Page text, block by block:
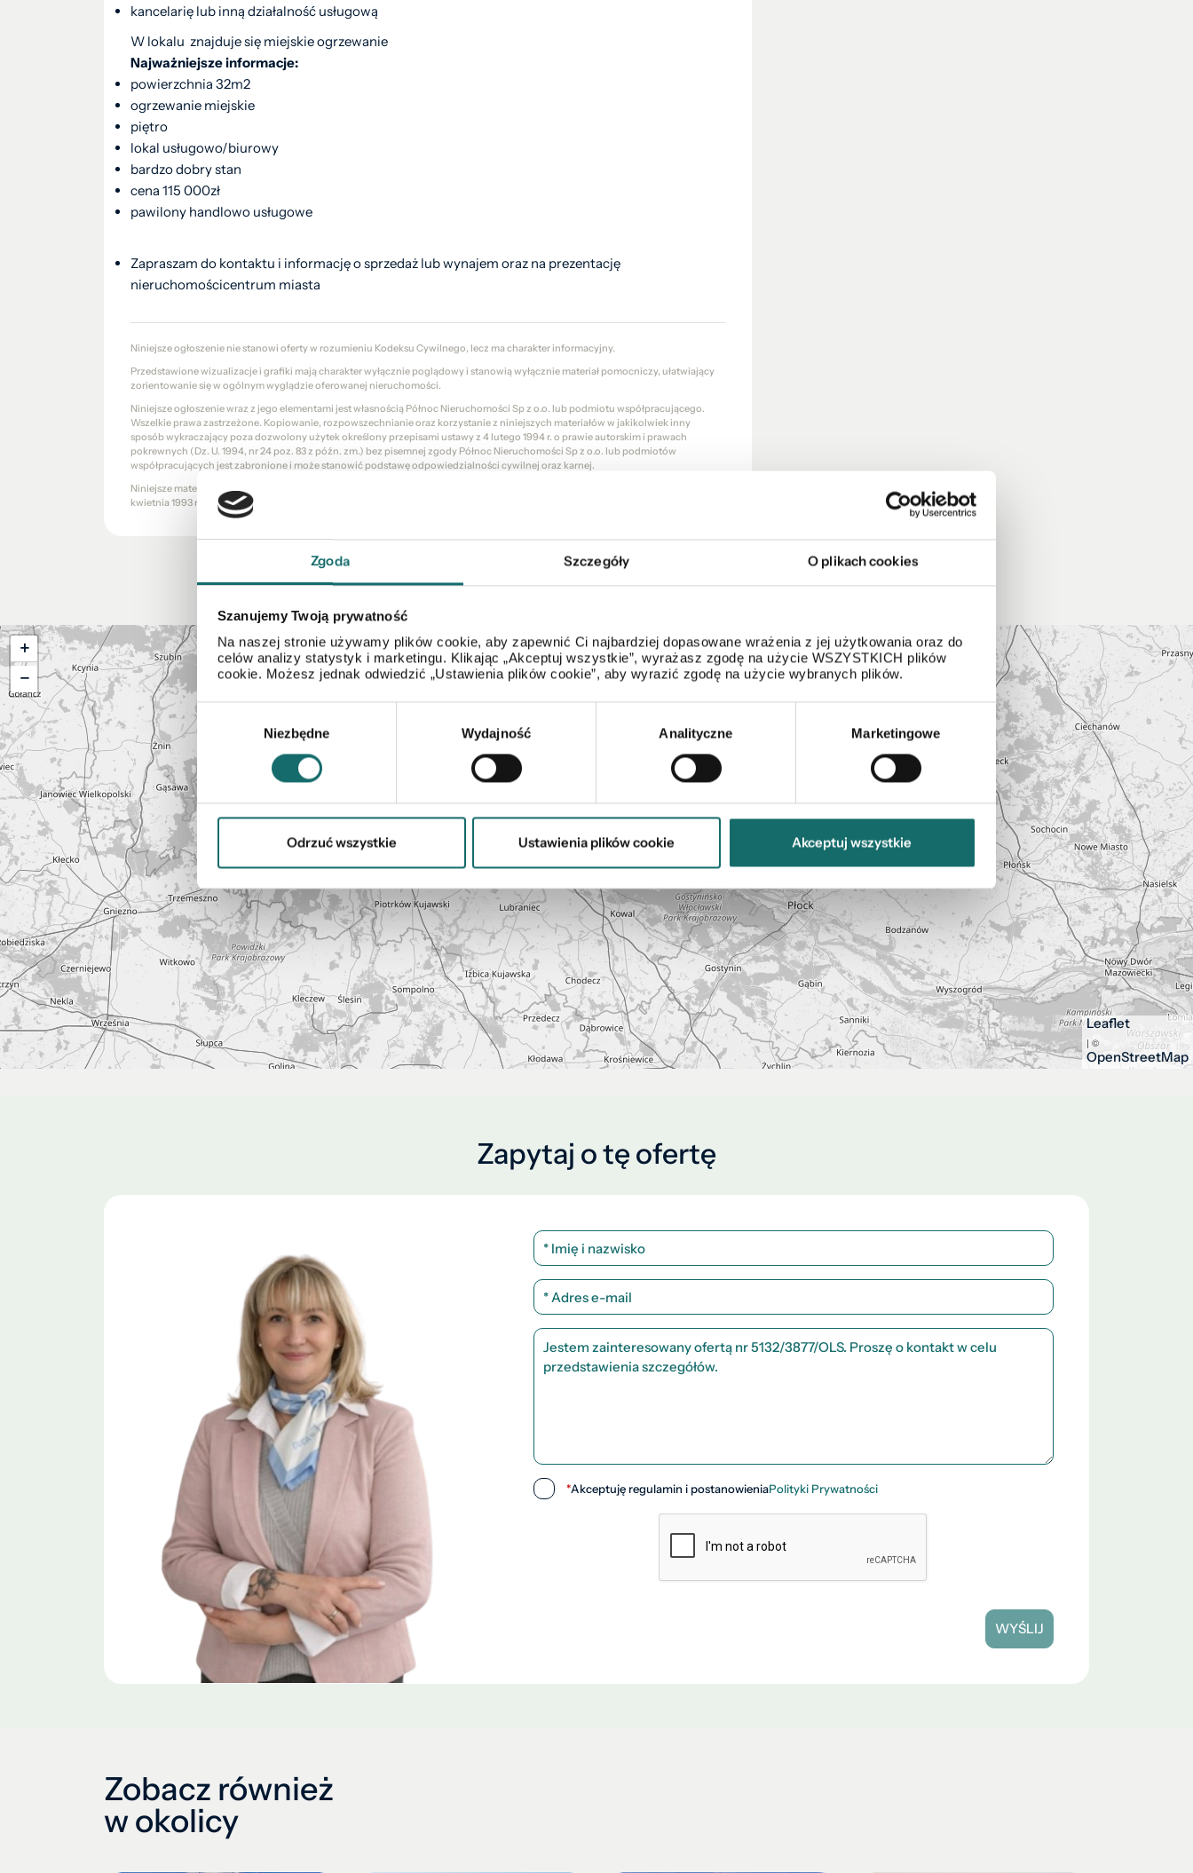
Zgoda Szczegóły O plikach cookies
Szanujemy Twoją prywatność
Na naszej stronie używamy plików cookie, aby zapewnić Ci najbardziej dopasowane wrażenia z jej użytkowania oraz do
celów analizy statystyk i marketingu. Klikając „Akceptuj wszystkie”, wyrażasz zgodę na użycie WSZYSTKICH plików
cookie. Możesz jednak odwiedzić „Ustawienia plików cookie”, aby wyrazić zgodę na użycie wybranych plików.
Wybór
zgody
Niezbędne Wydajność Analityczne Marketingowe
Odrzuć wszystkie Ustawienia plików cookie Akceptuj wszystkie
kancelarię lub inną działalność usługową
W lokalu znajduje się miejskie ogrzewanie
Najważniejsze informacje:
powierzchnia 32m2
ogrzewanie miejskie
piętro
lokal usługowo/biurowy
bardzo dobry stan
cena 115 000zł
pawilony handlowo usługowe
Zapraszam do kontaktu i informację o sprzedaż lub wynajem oraz na prezentację
nieruchomościcentrum miasta
Niniejsze ogłoszenie nie stanowi oferty w rozumieniu Kodeksu Cywilnego, lecz ma charakter informacyjny.
Przedstawione wizualizacje i grafiki mają charakter wyłącznie poglądowy i stanowią wyłącznie materiał pomocniczy, ułatwiający
zorientowanie się w ogólnym wyglądzie oferowanej nieruchomości.
Niniejsze ogłoszenie wraz z jego elementami jest własnością Północ Nieruchomości Sp z o.o. lub podmiotu współpracującego.
Wszelkie prawa zastrzeżone. Kopiowanie, rozpowszechnianie oraz korzystanie z niniejszych materiałów w jakikolwiek inny
sposób wykraczający poza dozwolony użytek określony przepisami ustawy z 4 lutego 1994 r. o prawie autorskim i prawach
pokrewnych (Dz. U. 1994, nr 24 poz. 83 z późn. zm.) bez pisemnej zgody Północ Nieruchomości Sp z o.o. lub podmiotów
współpracujących jest zabronione i może stanowić podstawę odpowiedzialności cywilnej oraz karnej.
Niniejsze materiały stanowią tajemnicę przedsiębiorstwa PÓŁNOC NIERUCHOMOŚCI Sp. z o.o. w rozumieniu ustawy z dnia 16
kwietnia 1993 r. o zwalczaniu nieuczciwej konkurencji (Dz. U. z 2003 r., Nr 153, poz. 1503 z późn. zm.).
Mapa
+
−
Leaflet
| ©
OpenStreetMap
Zapytaj o tę ofertę
*Akceptuję regulamin i postanowieniaPolityki Prywatności
WYŚLIJ
Zobacz również
w okolicy